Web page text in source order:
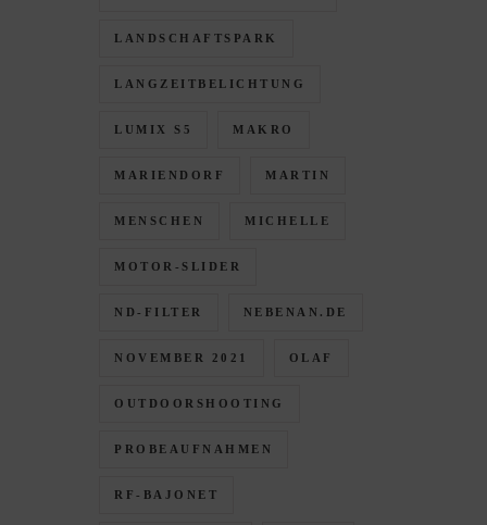
LANDSCHAFTSPARK
LANGZEITBELICHTUNG
LUMIX S5 MAKRO
MARIENDORF MARTIN
MENSCHEN MICHELLE
MOTOR-SLIDER
ND-FILTER NEBENAN.DE
NOVEMBER 2021 OLAF
OUTDOORSHOOTING
PROBEAUFNAHMEN
RF-BAJONET